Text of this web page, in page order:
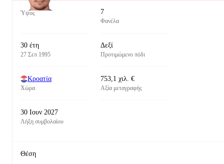
Ύψος 7
Φανέλα
30 έτη
27 Σεπ 1995
Δεξί
Προτιμώμενο πόδι
Κροατία
Χώρα
753,1 χιλ. €
Αξία μεταγραφής
30 Ιουν 2027
Λήξη συμβολαίου
Θέση